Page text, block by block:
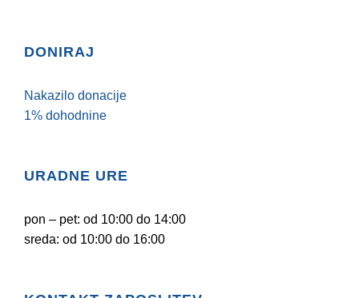
DONIRAJ
Nakazilo donacije
1% dohodnine
URADNE URE
pon – pet: od 10:00 do 14:00
sreda: od 10:00 do 16:00